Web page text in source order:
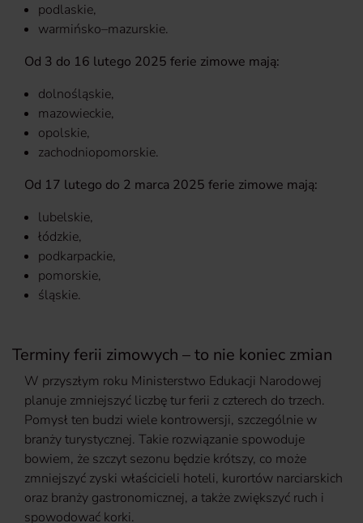
podlaskie,
warmińsko–mazurskie.
Od 3 do 16 lutego 2025 ferie zimowe mają:
dolnośląskie,
mazowieckie,
opolskie,
zachodniopomorskie.
Od 17 lutego do 2 marca 2025 ferie zimowe mają:
lubelskie,
łódzkie,
podkarpackie,
pomorskie,
śląskie.
Terminy ferii zimowych – to nie koniec zmian
W przyszłym roku Ministerstwo Edukacji Narodowej
planuje zmniejszyć liczbę tur ferii z czterech do trzech.
Pomysł ten budzi wiele kontrowersji, szczególnie w
branży turystycznej. Takie rozwiązanie spowoduje
bowiem, że szczyt sezonu będzie krótszy, co może
zmniejszyć zyski właścicieli hoteli, kurortów narciarskich
oraz branży gastronomicznej, a także zwiększyć ruch i
spowodować korki.